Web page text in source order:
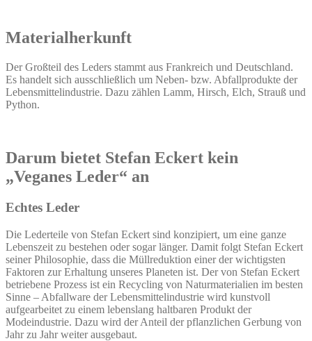
Materialherkunft
Der Großteil des Leders stammt aus Frankreich und Deutschland.
Es handelt sich ausschließlich um Neben- bzw. Abfallprodukte der
Lebensmittelindustrie. Dazu zählen Lamm, Hirsch, Elch, Strauß und
Python.
Darum bietet Stefan Eckert kein
„Veganes Leder“ an
Echtes Leder
Die Lederteile von Stefan Eckert sind konzipiert, um eine ganze
Lebenszeit zu bestehen oder sogar länger. Damit folgt Stefan Eckert
seiner Philosophie, dass die Müllreduktion einer der wichtigsten
Faktoren zur Erhaltung unseres Planeten ist. Der von Stefan Eckert
betriebene Prozess ist ein Recycling von Naturmaterialien im besten
Sinne – Abfallware der Lebensmittelindustrie wird kunstvoll
aufgearbeitet zu einem lebenslang haltbaren Produkt der
Modeindustrie. Dazu wird der Anteil der pflanzlichen Gerbung von
Jahr zu Jahr weiter ausgebaut.